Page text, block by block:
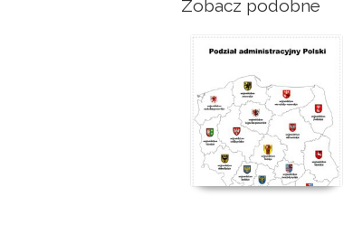
Zobacz podobne